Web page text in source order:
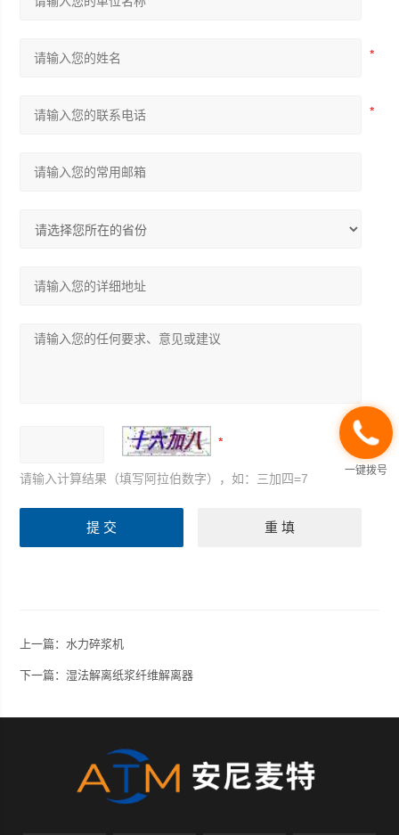
请输入计算结果（填写阿拉伯数字），如：三加四=7
上一篇：水力碎浆机
下一篇：湿法解离纸浆纤维解离器
一键拨号